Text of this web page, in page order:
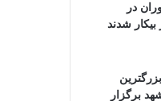
رستوران در
برگزار